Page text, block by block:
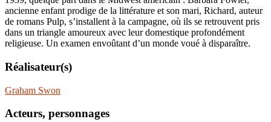
ancienne enfant prodige de la littérature et son mari, Richard, auteur
de romans Pulp, s’installent à la campagne, où ils se retrouvent pris
dans un triangle amoureux avec leur domestique profondément
religieuse. Un examen envoûtant d’un monde voué à disparaître.
Réalisateur(s)
Graham Swon
Acteurs, personnages